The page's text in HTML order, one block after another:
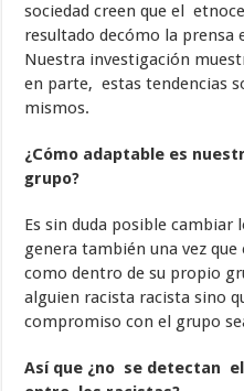
sociedad creen que el
resultado decómo la prensa
Nuestra investigación
en parte, estas tendencias
mismos.
¿Cómo adaptable es
grupo?
Es sin duda posible
genera también una vez
como dentro de su propio
alguien racista racista sino
compromiso con el grupo
Así que ¿no se detectan